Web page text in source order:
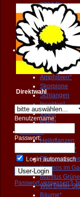
2004
2004-2010
2005 Père
2010
2010 Praxis
Tiere
Säugetiere*
Beuteltiere*
Amphibien*
Skorpione
Schlangen
Insekten*
Vögel
Bären
Pflanzen
Heilpflanzen
Wildgemüse*
Kosmos im
Manitus
Wolf Dieter
Bäume*
Direktwahl
Benutzername:
Passwort:
Login automatisch
Passwort vergessen?